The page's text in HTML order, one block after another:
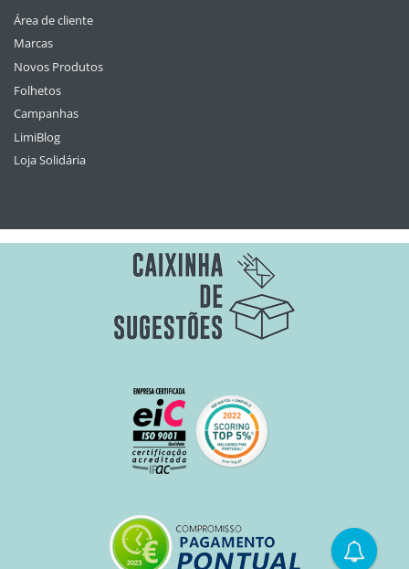
Área de cliente
Marcas
Novos Produtos
Folhetos
Campanhas
LimiBlog
Loja Solidária